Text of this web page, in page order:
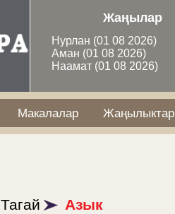
Жаңылар
Нурлан (01 08 2026)
Аман (01 08 2026)
Наамат (01 08 2026)
Макалалар Жаңылыктар
Тагай Азык